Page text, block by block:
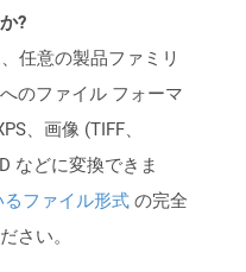
?
任意の製品ファミリ
のファイル フォーマ
、画像 (TIFF、
などに変換できま
ファイル形式 の完全
さい。